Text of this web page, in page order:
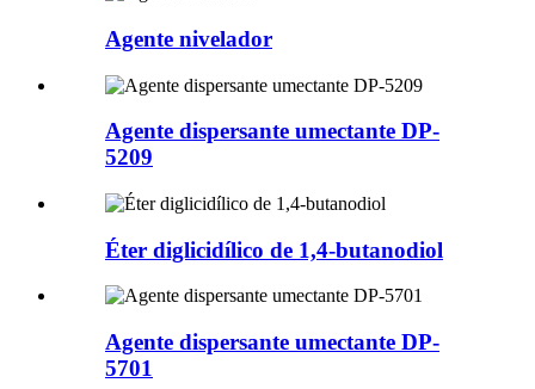
Agente nivelador
Agente dispersante umectante DP-
5209
Éter diglicidílico de 1,4-butanodiol
Agente dispersante umectante DP-
5701